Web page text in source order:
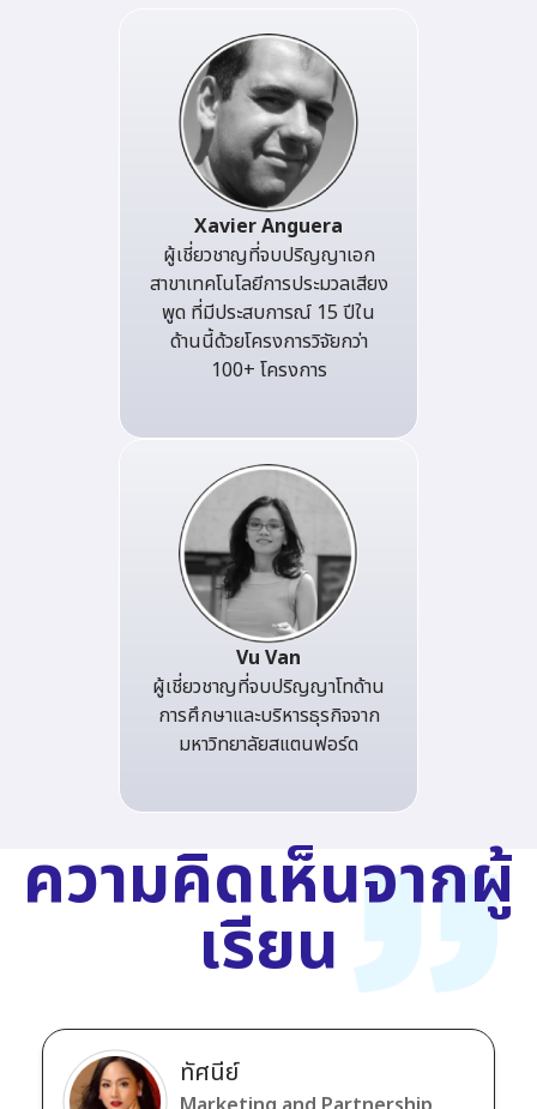
Xavier Anguera
ผู้เชี่ยวชาญที่จบปริญญาเอก
สาขาเทคโนโลยีการประมวลเสียง
พูด ที่มีประสบการณ์ 15 ปีใน
ด้านนี้ด้วยโครงการวิจัยกว่า
100+ โครงการ
Vu Van
ผู้เชี่ยวชาญที่จบปริญญาโทด้าน
การศึกษาและบริหารธุรกิจจาก
มหาวิทยาลัยสแตนฟอร์ด
ความคิดเห็นจากผู้
เรียน
ทัศนีย์